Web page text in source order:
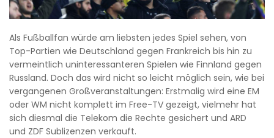
Als Fußballfan würde am liebsten jedes Spiel sehen, von
Top-Partien wie Deutschland gegen Frankreich bis hin zu
vermeintlich uninteressanteren Spielen wie Finnland gegen
Russland. Doch das wird nicht so leicht möglich sein, wie bei
vergangenen Großveranstaltungen: Erstmalig wird eine EM
oder WM nicht komplett im Free-TV gezeigt, vielmehr hat
sich diesmal die Telekom die Rechte gesichert und ARD
und ZDF Sublizenzen verkauft.